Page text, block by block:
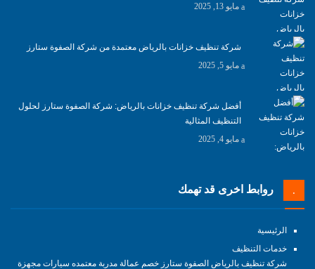
مايو 13, 2025
شركة تنظيف خزانات بالرياض معتمدة من شركة الصفوة ستارز
مايو 5, 2025
أفضل شركة تنظيف خزانات بالرياض: شركة الصفوة ستارز لحلول
التنظيف المثالية
مايو 4, 2025
روابط اخرى قد تهمك
الرئيسية
خدمات التنظيف
شركة تنظيف بالرياض الصفوة ستارز خصم عمالة مدربة معتمده سيارات مجهزة